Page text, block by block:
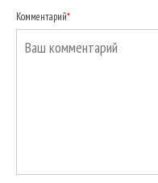
Комментарий*